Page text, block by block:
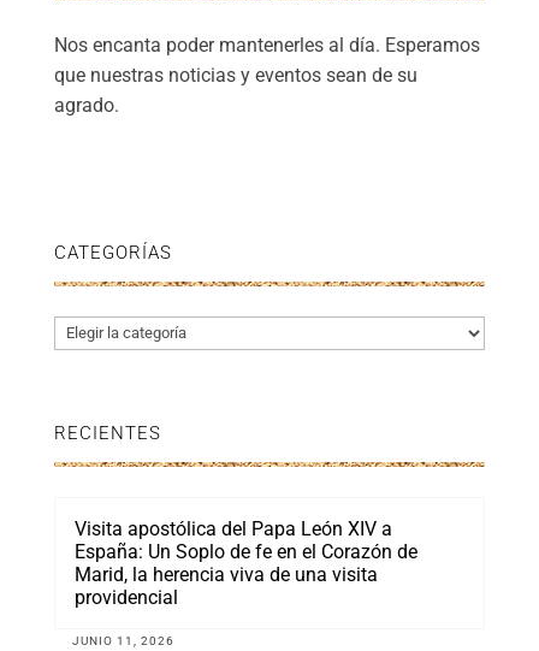
Nos encanta poder mantenerles al día. Esperamos
que nuestras noticias y eventos sean de su
agrado.
CATEGORÍAS
Categorías
RECIENTES
Visita apostólica del Papa León XIV a
España: Un Soplo de fe en el Corazón de
Marid, la herencia viva de una visita
providencial
JUNIO 11, 2026